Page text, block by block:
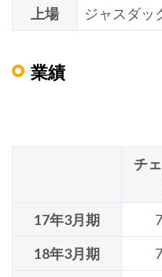
上場
ジャスダッ
業績
チ
17年3月期
18年3月期